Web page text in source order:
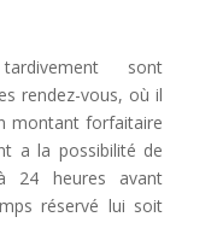
sont
rendez-vous, où il
montant forfaitaire
a la possibilité de
24 heures avant
réservé lui soit